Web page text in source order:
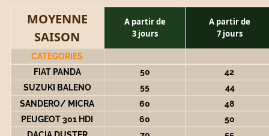
MOYENNE
SAISON
A partir de
3 jours
A partir de
7 jours
CATEGORIES
FIAT PANDA
50
42
SUZUKI BALENO
55
44
SANDERO/ MICRA
60
48
PEUGEOT 301 HDI
60
50